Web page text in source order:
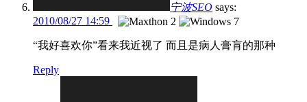
宁波SEO says:
2010/08/27 14:59
“我好喜欢你”看来我近视了 而且是病人膏肓的那种
Reply